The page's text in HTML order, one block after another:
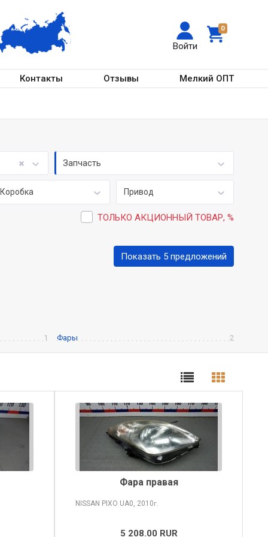
0
Войти
Контакты Отзывы Мелкий ОПТ
Запчасть
Коробка Привод
ТОЛЬКО АКЦИОННЫЙ ТОВАР, %
Показать 5 предложений
1 Фары 2
Фара правая
NISSAN PIXO UA0, 2010г.
5 208.00 RUR